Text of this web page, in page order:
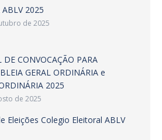
ABLV 2025
de 2025
DE CONVOCAÇÃO PARA
GERAL ORDINÁRIA e
2025
de 2025
Eleições Colegio Eleitoral ABLV